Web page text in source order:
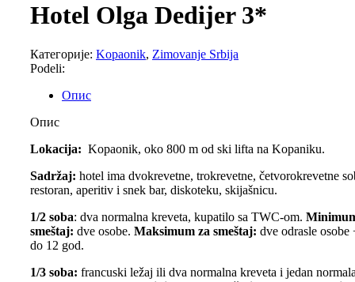
Hotel Olga Dedijer 3*
Категорије: Kopaonik, Zimovanje Srbija
Podeli:
Опис
Опис
Lokacija: Kopaonik, oko 800 m od ski lifta na Kopaniku.
Sadržaj: hotel ima dvokrevetne, trokrevetne, četvorokrevetne
restoran, aperitiv i snek bar, diskoteku, skijašnicu.
1/2 soba: dva normalna kreveta, kupatilo sa TWC-om.
smeštaj: dve osobe. Maksimum za smeštaj: dve odrasle osobe
do 12 god.
1/3 soba: francuski ležaj ili dva normalna kreveta i jedan